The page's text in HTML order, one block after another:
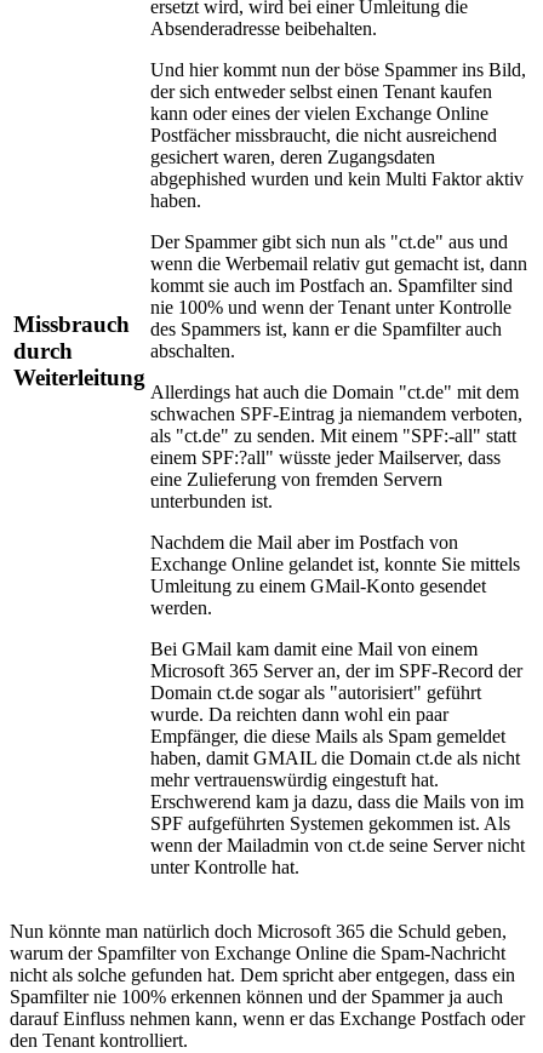
Missbrauch
durch
Weiterleitung
ersetzt wird, wird bei einer Umleitung die
Absenderadresse beibehalten.
Und hier kommt nun der böse Spammer ins Bild,
der sich entweder selbst einen Tenant kaufen
kann oder eines der vielen Exchange Online
Postfächer missbraucht, die nicht ausreichend
gesichert waren, deren Zugangsdaten
abgephished wurden und kein Multi Faktor aktiv
haben.
Der Spammer gibt sich nun als "ct.de" aus und
wenn die Werbemail relativ gut gemacht ist, dann
kommt sie auch im Postfach an. Spamfilter sind
nie 100% und wenn der Tenant unter Kontrolle
des Spammers ist, kann er die Spamfilter auch
abschalten.
Allerdings hat auch die Domain "ct.de" mit dem
schwachen SPF-Eintrag ja niemandem verboten,
als "ct.de" zu senden. Mit einem "SPF:-all" statt
einem SPF:?all" wüsste jeder Mailserver, dass
eine Zulieferung von fremden Servern
unterbunden ist.
Nachdem die Mail aber im Postfach von
Exchange Online gelandet ist, konnte Sie mittels
Umleitung zu einem GMail-Konto gesendet
werden.
Bei GMail kam damit eine Mail von einem
Microsoft 365 Server an, der im SPF-Record der
Domain ct.de sogar als "autorisiert" geführt
wurde. Da reichten dann wohl ein paar
Empfänger, die diese Mails als Spam gemeldet
haben, damit GMAIL die Domain ct.de als nicht
mehr vertrauenswürdig eingestuft hat.
Erschwerend kam ja dazu, dass die Mails von im
SPF aufgeführten Systemen gekommen ist. Als
wenn der Mailadmin von ct.de seine Server nicht
unter Kontrolle hat.
Nun könnte man natürlich doch Microsoft 365 die Schuld geben,
warum der Spamfilter von Exchange Online die Spam-Nachricht
nicht als solche gefunden hat. Dem spricht aber entgegen, dass ein
Spamfilter nie 100% erkennen können und der Spammer ja auch
darauf Einfluss nehmen kann, wenn er das Exchange Postfach oder
den Tenant kontrolliert.